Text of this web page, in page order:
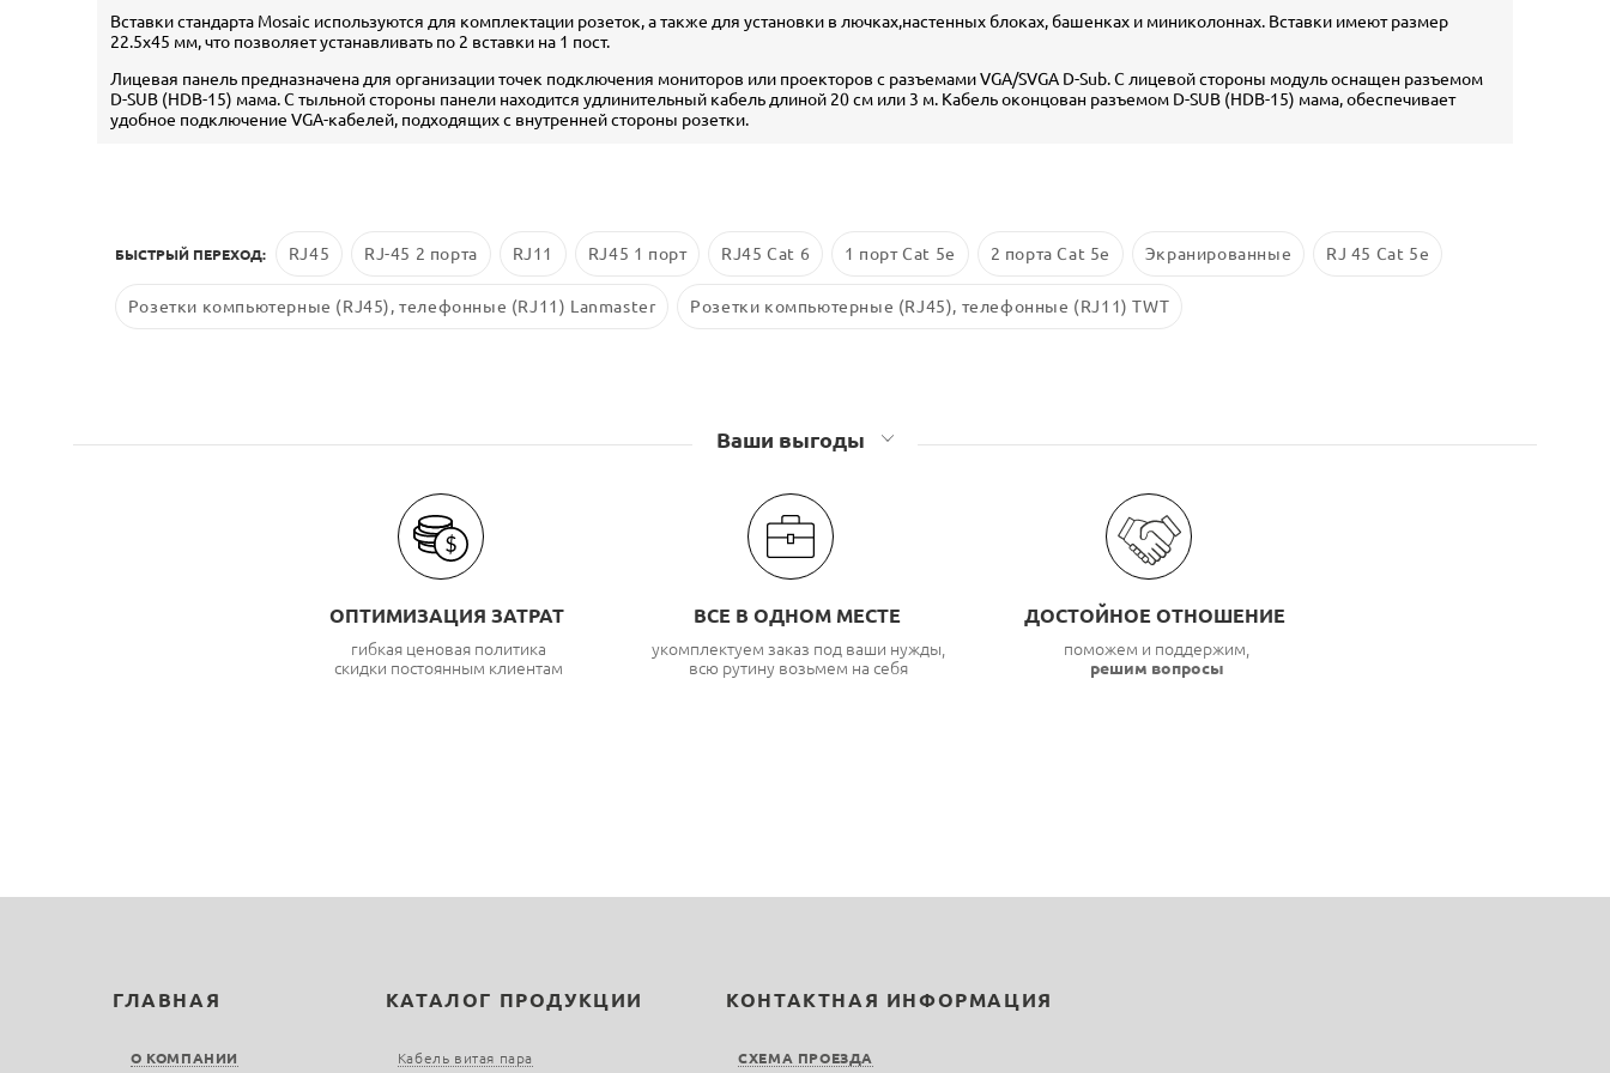
Вставки стандарта Mosaic используются для комплектации розеток, а также для установки в лючках,настенных блоках, башенках и миниколоннах. Вставки имеют размер
22.5х45 мм, что позволяет устанавливать по 2 вставки на 1 пост.
Лицевая панель предназначена для организации точек подключения мониторов или проекторов с разъемами VGA/SVGA D-Sub. С лицевой стороны модуль оснащен разъемом
D-SUB (HDB-15) мама. С тыльной стороны панели находится удлинительный кабель длиной 20 см или 3 м. Кабель оконцован разъемом D-SUB (HDB-15) мама, обеспечивает
удобное подключение VGA-кабелей, подходящих с внутренней стороны розетки.
БЫСТРЫЙ ПЕРЕХОД: RJ45 RJ-45 2 порта RJ11 RJ45 1 порт RJ45 Cat 6 1 порт Cat 5e 2 порта Cat 5e Экранированные RJ 45 Cat 5е
Розетки компьютерные (RJ45), телефонные (RJ11) Lanmaster Розетки компьютерные (RJ45), телефонные (RJ11) TWT
Ваши выгоды
ОПТИМИЗАЦИЯ ЗАТРАТ
гибкая ценовая политика
скидки постоянным клиентам
ВСЕ В ОДНОМ МЕСТЕ
укомплектуем заказ под ваши нужды,
всю рутину возьмем на себя
ДОСТОЙНОЕ ОТНОШЕНИЕ
поможем и поддержим,
решим вопросы
ГЛАВНАЯ
О КОМПАНИИ
КАТАЛОГ ПРОДУКЦИИ
Кабель витая пара
КОНТАКТНАЯ ИНФОРМАЦИЯ
СХЕМА ПРОЕЗДА